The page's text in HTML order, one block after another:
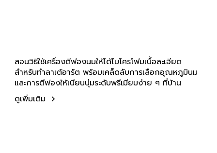
สอนวิธีใช้เครื่องตีฟองนมให้ได้ไมโครโฟมเนื้อละเอียด
สำหรับทำลาเต้อาร์ต พร้อมเคล็ดลับการเลือกอุณหภูมินม
และการตีฟองให้เนียนนุ่มระดับพรีเมียมง่าย ๆ ที่บ้าน
ดูเพิ่มเติม